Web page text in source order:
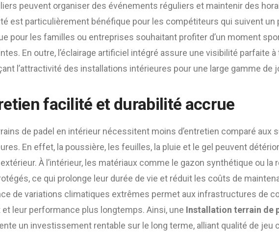
peuvent organiser des événements réguliers et maintenir des
est particulièrement bénéfique pour les compétiteurs qui suivent un
pour les familles ou entreprises souhaitant profiter d’un moment
En outre, l’éclairage artificiel intégré assure une visibilité parfaite
l’attractivité des installations intérieures pour une large gamme de
facilité et durabilité accrue
de padel en intérieur nécessitent moins d’entretien comparé aux
En effet, la poussière, les feuilles, la pluie et le gel peuvent
À l’intérieur, les matériaux comme le gazon synthétique ou la
ce qui prolonge leur durée de vie et réduit les coûts de
de variations climatiques extrêmes permet aux infrastructures de
et leur performance plus longtemps. Ainsi, une Installation terrain de
un investissement rentable sur le long terme, alliant qualité de jeu